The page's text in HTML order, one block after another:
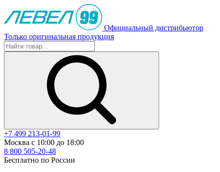
Официальный дистрибьютор
Только оригинальная продукция
+7 499 213-01-99
Москва с 10:00 до 18:00
8 800 505-20-48
Бесплатно по России